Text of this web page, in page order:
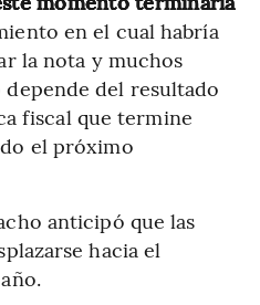
en el cual habría
la nota y muchos
del resultado
fiscal que termine
el próximo
anticipó que las
hacia el